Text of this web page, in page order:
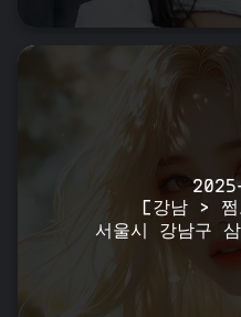
[강남 >
서울시 강남구